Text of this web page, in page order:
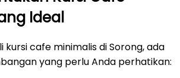
Ideal
cafe minimalis di Sorong, ada
yang perlu Anda perhatikan: